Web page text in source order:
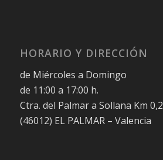
HORARIO Y DIRECCIÓN
de Miércoles a Domingo
de 11:00 a 17:00 h.
Ctra. del Palmar a Sollana Km 0,2
(46012) EL PALMAR – Valencia